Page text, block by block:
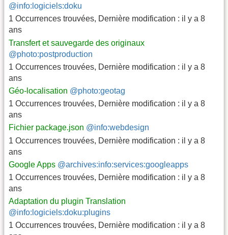
@info:logiciels:doku
1 Occurrences trouvées, Dernière modification : il y a 8
ans
Transfert et sauvegarde des originaux
@photo:postproduction
1 Occurrences trouvées, Dernière modification : il y a 8
ans
Géo-localisation @photo:geotag
1 Occurrences trouvées, Dernière modification : il y a 8
ans
Fichier package.json @info:webdesign
1 Occurrences trouvées, Dernière modification : il y a 8
ans
Google Apps @archives:info:services:googleapps
1 Occurrences trouvées, Dernière modification : il y a 8
ans
Adaptation du plugin Translation
@info:logiciels:doku:plugins
1 Occurrences trouvées, Dernière modification : il y a 8